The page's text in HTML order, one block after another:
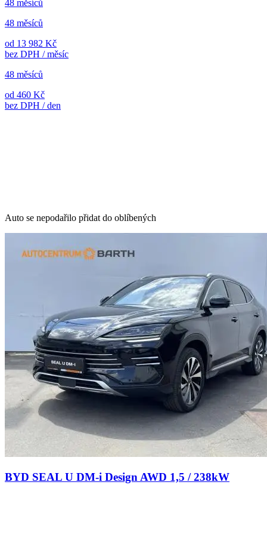
48 měsíců
48 měsíců
od 13 982 Kč
bez DPH / měsíc
48 měsíců
od 460 Kč
bez DPH / den
Auto se nepodařilo přidat do oblíbených
BYD SEAL U DM-i Design AWD 1,5 / 238kW